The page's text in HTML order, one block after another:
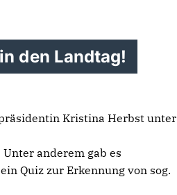
den Landtag!
Kristina Herbst unter
anderem gab es
Quiz zur Erkennung von sog.